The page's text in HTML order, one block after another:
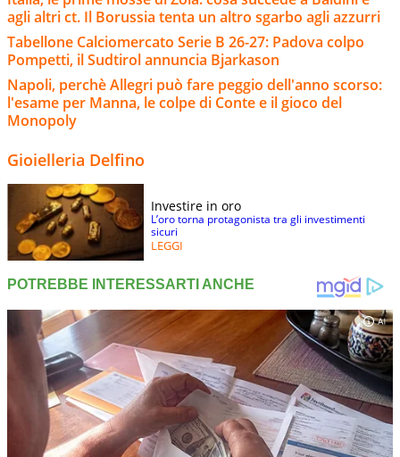
agli altri ct. Il Borussia tenta un altro sgarbo agli azzurri
Tabellone Calciomercato Serie B 26-27: Padova colpo
Pompetti, il Sudtirol annuncia Bjarkason
Napoli, perchè Allegri può fare peggio dell'anno scorso:
l'esame per Manna, le colpe di Conte e il gioco del
Monopoly
Gioielleria Delfino
Investire in oro
L’oro torna protagonista tra gli investimenti
sicuri
LEGGI